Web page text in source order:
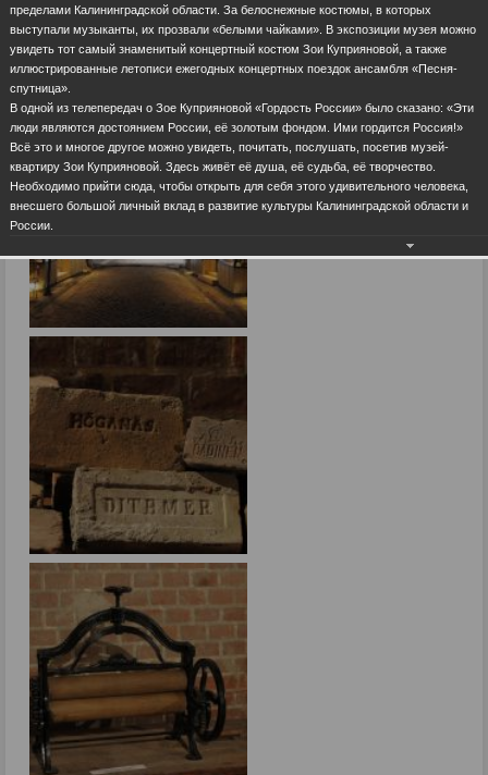
пределами Калининградской области. За белоснежные костюмы, в которых
выступали музыканты, их прозвали «белыми чайками». В экспозиции музея можно
увидеть тот самый знаменитый концертный костюм Зои Куприяновой, а также
иллюстрированные летописи ежегодных концертных поездок ансамбля «Песня-
спутница».
В одной из телепередач о Зое Куприяновой «Гордость России» было сказано: «Эти
люди являются достоянием России, её золотым фондом. Ими гордится Россия!»
Всё это и многое другое можно увидеть, почитать, послушать, посетив музей-
квартиру Зои Куприяновой. Здесь живёт её душа, её судьба, её творчество.
Необходимо прийти сюда, чтобы открыть для себя этого удивительного человека,
внесшего большой личный вклад в развитие культуры Калининградской области и
России.